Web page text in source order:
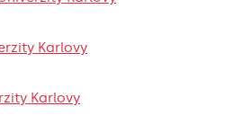
Karlovy
Karlovy